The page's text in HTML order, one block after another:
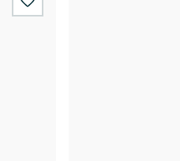
wishlist.add